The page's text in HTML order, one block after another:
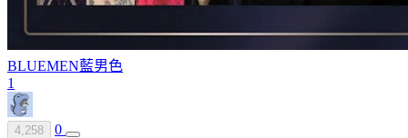
BLUEMEN藍男色
1
4,258 0